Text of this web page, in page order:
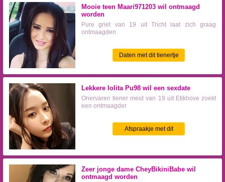
Mooie teen Maari971203 wil ontmaagd
worden
Pure griet van 19 uit Tricht laat zich graag
ontmaagden
Daten met dit tienertje
Lekkere lolita Pu98 wil een sexdate
Onervaren tiener meid van 19 uit Etikhove zoekt
een ontmaagder
Afspraakje met dit
Zeer jonge dame CheyBikiniBabe wil
ontmaagd worden